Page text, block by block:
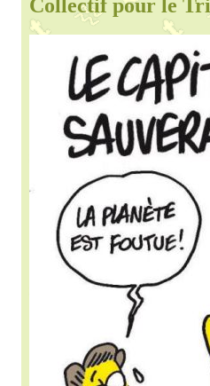
Collectif pour le